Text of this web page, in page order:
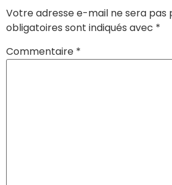
Votre adresse e-mail ne sera pas
obligatoires sont indiqués avec *
Commentaire *